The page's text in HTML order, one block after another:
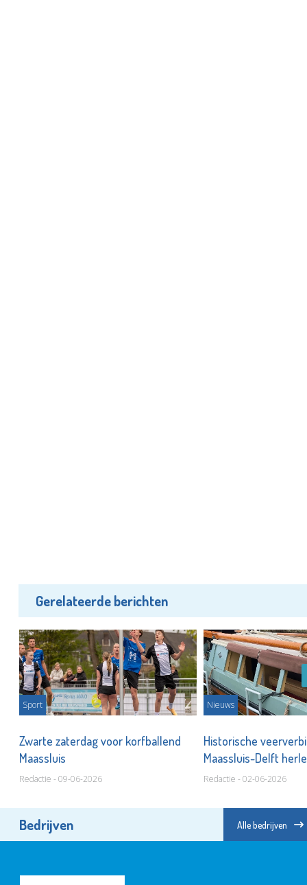
Gerelateerde berichten
Sport
Zwarte zaterdag voor korfballend
Maassluis
Redactie - 09-06-2026
Nieuws
Historische
Maassluis-Delft
Redactie - 02-06-2026
Bedrijven Alle bedrijven